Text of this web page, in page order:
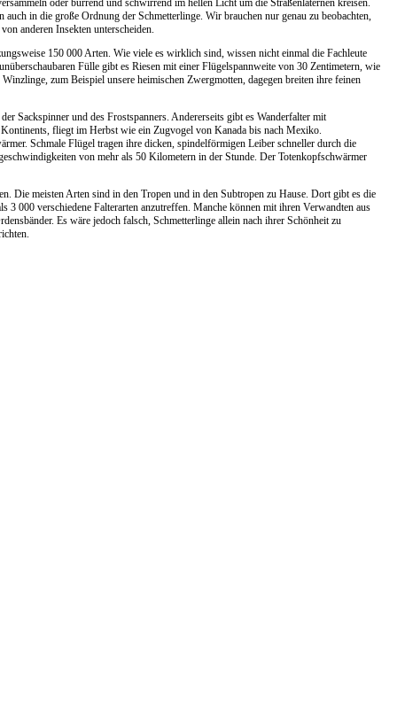
oder burrend und schwirrend im hellen Licht um die Straßenlaternen kreisen.
in die große Ordnung der Schmetterlinge. Wir brauchen nur genau zu beobachten,
anderen Insekten unterscheiden.
150 000 Arten. Wie viele es wirklich sind, wissen nicht einmal die Fachleute
Fülle gibt es Riesen mit einer Flügelspannweite von 30 Zentimetern, wie
zum Beispiel unsere heimischen Zwergmotten, dagegen breiten ihre feinen
Sackspinner und des Frostspanners. Andererseits gibt es Wanderfalter mit
fliegt im Herbst wie ein Zugvogel von Kanada bis nach Mexiko.
Schmale Flügel tragen ihre dicken, spindelförmigen Leiber schneller durch die
von mehr als 50 Kilometern in der Stunde. Der Totenkopfschwärmer
Die meisten Arten sind in den Tropen und in den Subtropen zu Hause. Dort gibt es die
000 verschiedene Falterarten anzutreffen. Manche können mit ihren Verwandten aus
Es wäre jedoch falsch, Schmetterlinge allein nach ihrer Schönheit zu